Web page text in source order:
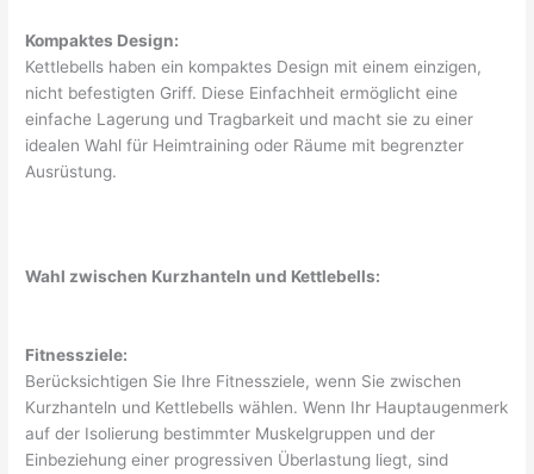
Kompaktes Design:
Kettlebells haben ein kompaktes Design mit einem einzigen,
nicht befestigten Griff. Diese Einfachheit ermöglicht eine
einfache Lagerung und Tragbarkeit und macht sie zu einer
idealen Wahl für Heimtraining oder Räume mit begrenzter
Ausrüstung.
Wahl zwischen Kurzhanteln und Kettlebells:
Fitnessziele:
Berücksichtigen Sie Ihre Fitnessziele, wenn Sie zwischen
Kurzhanteln und Kettlebells wählen. Wenn Ihr Hauptaugenmerk
auf der Isolierung bestimmter Muskelgruppen und der
Einbeziehung einer progressiven Überlastung liegt, sind